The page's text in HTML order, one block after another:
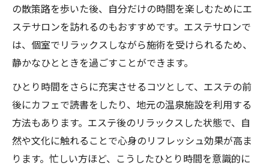
の散策路を歩いた後、自分だけの時間を楽しむためにエ
ステサロンを訪れるのもおすすめです。エステサロンで
は、個室でリラックスしながら施術を受けられるため、
静かなひとときを過ごすことができます。
ひとり時間をさらに充実させるコツとして、エステの前
後にカフェで読書をしたり、地元の温泉施設を利用する
方法もあります。エステ後のリラックスした状態で、自
然や文化に触れることで心身のリフレッシュ効果が高ま
ります。忙しい方ほど、こうしたひとり時間を意識的に